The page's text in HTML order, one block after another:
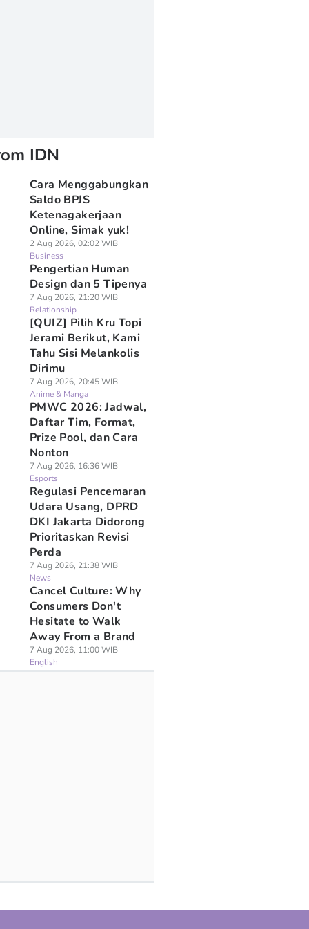
IDN
Cara Menggabungkan
Saldo BPJS
Ketenagakerjaan
Online, Simak yuk!
2 Aug 2026, 02:02 WIB
Business
Pengertian Human
Design dan 5 Tipenya
7 Aug 2026, 21:20 WIB
Relationship
[QUIZ] Pilih Kru Topi
Jerami Berikut, Kami
Tahu Sisi Melankolis
Dirimu
7 Aug 2026, 20:45 WIB
Anime & Manga
PMWC 2026: Jadwal,
Daftar Tim, Format,
Prize Pool, dan Cara
Nonton
7 Aug 2026, 16:36 WIB
Esports
Regulasi Pencemaran
Udara Usang, DPRD
DKI Jakarta Didorong
Prioritaskan Revisi
Perda
7 Aug 2026, 21:38 WIB
News
Cancel Culture: Why
Consumers Don't
Hesitate to Walk
Away From a Brand
7 Aug 2026, 11:00 WIB
English